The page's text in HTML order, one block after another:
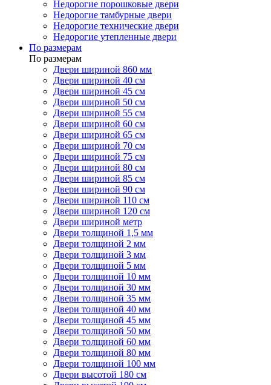
Недорогие порошковые двери
Недорогие тамбурные двери
Недорогие технические двери
Недорогие утепленные двери
По размерам
По размерам
Двери шириной 860 мм
Двери шириной 40 см
Двери шириной 45 см
Двери шириной 50 см
Двери шириной 55 см
Двери шириной 60 см
Двери шириной 65 см
Двери шириной 70 см
Двери шириной 75 см
Двери шириной 80 см
Двери шириной 85 см
Двери шириной 90 см
Двери шириной 110 см
Двери шириной 120 см
Двери шириной метр
Двери толщиной 1,5 мм
Двери толщиной 2 мм
Двери толщиной 3 мм
Двери толщиной 5 мм
Двери толщиной 10 мм
Двери толщиной 30 мм
Двери толщиной 35 мм
Двери толщиной 40 мм
Двери толщиной 45 мм
Двери толщиной 50 мм
Двери толщиной 60 мм
Двери толщиной 80 мм
Двери толщиной 100 мм
Двери высотой 180 см